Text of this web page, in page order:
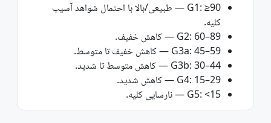
G1: ≥90 — طبیعی/بالا با احتمال شواهد آسیب
کلیه.
G2: 60–89 — کاهش خفیف.
G3a: 45–59 — کاهش خفیف تا متوسط.
G3b: 30–44 — کاهش متوسط تا شدید.
G4: 15–29 — کاهش شدید.
G5: <15 — نارسایی کلیه.